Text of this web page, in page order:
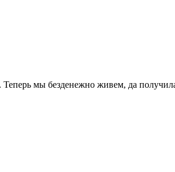
мы безденежно живем, да